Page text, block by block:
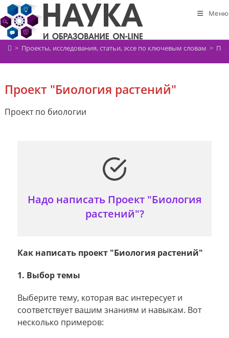
Перейти
к
содержимому
Меню
> Проекты, исследования, статьи, эссе по ключевым словам >
Проект "Биология растений"
Проект по биологии
Надо написать Проект "Биология
растений"?
Как написать проект "Биология растений"
1. Выбор темы
Выберите тему, которая вас интересует и
соответствует вашим знаниям и навыкам. Вот
несколько примеров: